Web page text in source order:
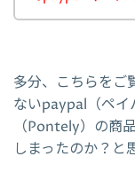
多分、こちらをご
ないpaypal（ペイ
（Pontely）の商
しまったのか？と